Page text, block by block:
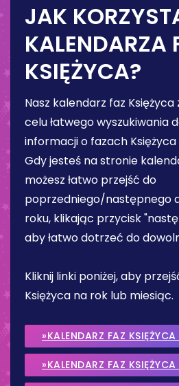
JAK
KALENDARZA
KSIĘŻYCA?
Nasz kalendarz faz
celu łatwego wyszukiwania
informacji o fazach
Gdy jesteś na stronie
możesz łatwo przejść do
poprzedniego/następnego
roku, klikając przycisk
aby łatwo dotrzeć do
Kliknij linki poniżej, aby
Księżyca na rok lub miesiąc.
»KALENDARZ FAZ
»KALENDARZ FAZ